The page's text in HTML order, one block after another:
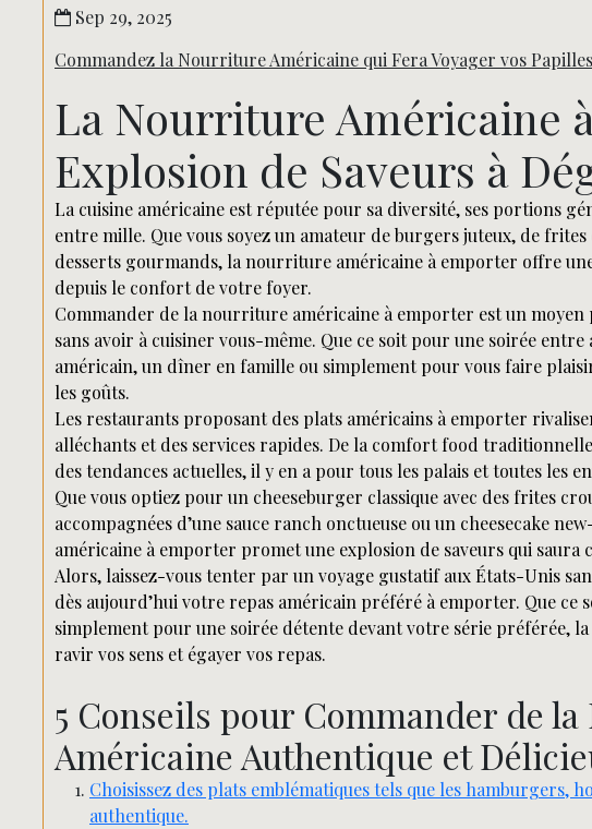
Sep 29, 2025
Commandez la Nourriture Américaine qui Fera Voyager vos Papilles
La Nourriture Américaine
Explosion de Saveurs à
La cuisine américaine est réputée pour sa diversité, ses portions
entre mille. Que vous soyez un amateur de burgers juteux, de
desserts gourmands, la nourriture américaine à emporter offre
depuis le confort de votre foyer.
Commander de la nourriture américaine à emporter est un moyen
sans avoir à cuisiner vous-même. Que ce soit pour une soirée
américain, un dîner en famille ou simplement pour vous faire
les goûts.
Les restaurants proposant des plats américains à emporter
alléchants et des services rapides. De la comfort food
des tendances actuelles, il y en a pour tous les palais et toutes les
Que vous optiez pour un cheeseburger classique avec des frites
accompagnées d’une sauce ranch onctueuse ou un cheesecake
américaine à emporter promet une explosion de saveurs qui saura
Alors, laissez-vous tenter par un voyage gustatif aux États-Unis
dès aujourd’hui votre repas américain préféré à emporter. Que ce
simplement pour une soirée détente devant votre série préférée,
ravir vos sens et égayer vos repas.
5 Conseils pour Commander de
Américaine Authentique et
Choisissez des plats emblématiques tels que les hamburgers,
authentique.